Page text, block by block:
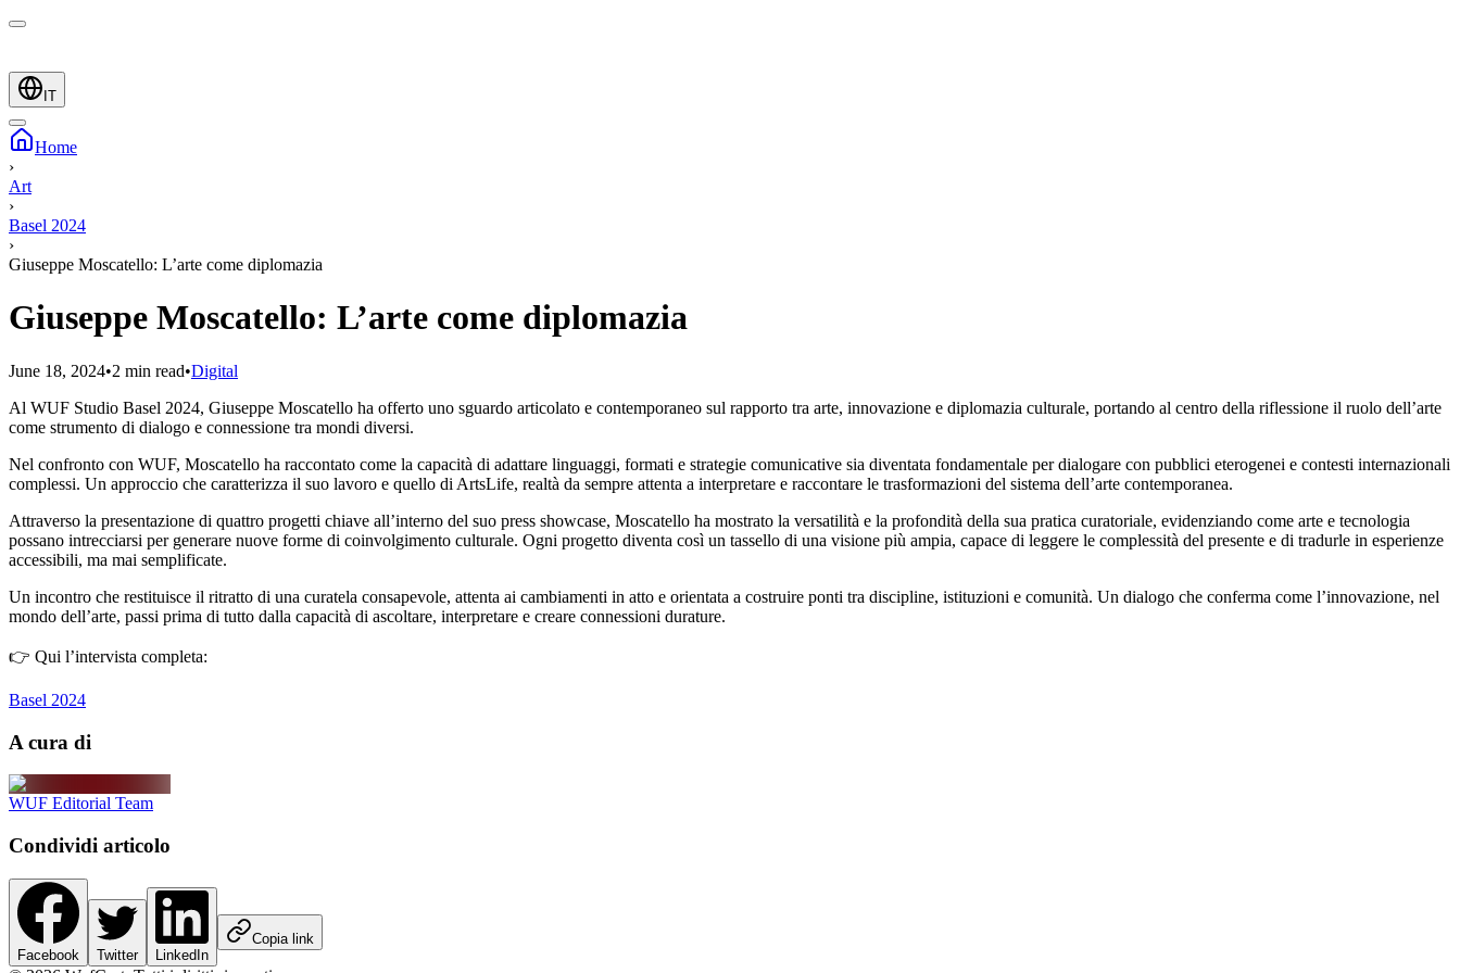
IT
Home
›
Art
›
Basel 2024
›
Giuseppe Moscatello: L’arte come diplomazia
Giuseppe Moscatello: L’arte come diplomazia
June 18, 2024•2 min read•Digital
Al WUF Studio Basel 2024, Giuseppe Moscatello ha offerto uno sguardo articolato e contemporaneo sul rapporto tra arte, innovazione e diplomazia culturale, portando al centro della riflessione il ruolo dell’arte
come strumento di dialogo e connessione tra mondi diversi.
Nel confronto con WUF, Moscatello ha raccontato come la capacità di adattare linguaggi, formati e strategie comunicative sia diventata fondamentale per dialogare con pubblici eterogenei e contesti internazionali
complessi. Un approccio che caratterizza il suo lavoro e quello di ArtsLife, realtà da sempre attenta a interpretare e raccontare le trasformazioni del sistema dell’arte contemporanea.
Attraverso la presentazione di quattro progetti chiave all’interno del suo press showcase, Moscatello ha mostrato la versatilità e la profondità della sua pratica curatoriale, evidenziando come arte e tecnologia
possano intrecciarsi per generare nuove forme di coinvolgimento culturale. Ogni progetto diventa così un tassello di una visione più ampia, capace di leggere le complessità del presente e di tradurle in esperienze
accessibili, ma mai semplificate.
Un incontro che restituisce il ritratto di una curatela consapevole, attenta ai cambiamenti in atto e orientata a costruire ponti tra discipline, istituzioni e comunità. Un dialogo che conferma come l’innovazione, nel
mondo dell’arte, passi prima di tutto dalla capacità di ascoltare, interpretare e creare connessioni durature.
👉 Qui l’intervista completa:
Basel 2024
A cura di
WUF Editorial Team
Condividi articolo
Facebook Twitter LinkedIn
Copia link